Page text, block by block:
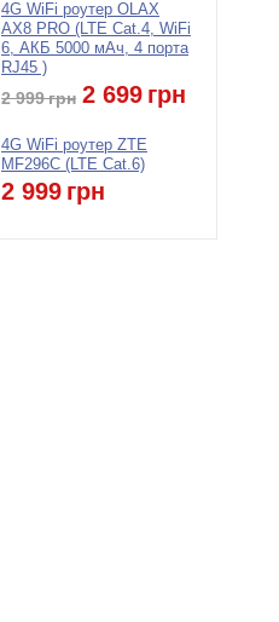
4G WiFi роутер OLAX
AX8 PRO (LTE Cat.4, WiFi
6, АКБ 5000 мАч, 4 порта
RJ45 )
2 999грн 2 699 грн
4G WiFi роутер ZTE
MF296C (LTE Cat.6)
2 999 грн